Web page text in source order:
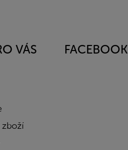
VÁS
zboží
FACEBOOK